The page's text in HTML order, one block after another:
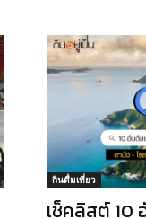
กินดื่มเที่ยว
เช็คลิสต์ 10